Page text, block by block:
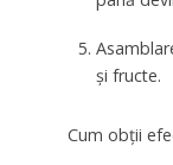
și fructe.
Cum obții